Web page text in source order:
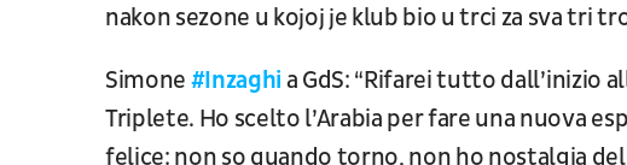
nakon sezone u kojoj je klub bio u trci za sva tri
Simone #Inzaghi a GdS: “Rifarei tutto dall’inizio
Triplete. Ho scelto l’Arabia per fare una nuova
felice: non so quando torno, non ho nostalgia